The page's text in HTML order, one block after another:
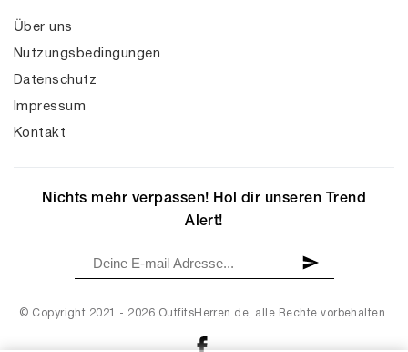
Über uns
Nutzungsbedingungen
Datenschutz
Impressum
Kontakt
© Copyright 2021 - 2026 OutfitsHerren.de, alle Rechte vorbehalten.
Nichts mehr verpassen! Hol dir unseren Trend
Alert!